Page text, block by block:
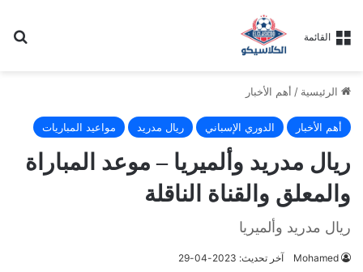
القائمة
الرئيسية / أهم الأخبار
أهم الأخبار الدوري الإسباني ريال مدريد مواعيد المباريات
ريال مدريد وألميريا – موعد المباراة
والمعلق والقناة الناقلة
ريال مدريد وألميريا
Mohamed آخر تحديث: 2023-04-29